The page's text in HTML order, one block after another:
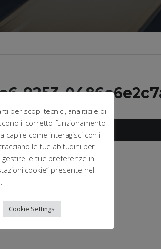
9253-
per scopi tecnici, analitici e di
il corretto funzionamento
capire come interagisci con i
le tue abitudini per
le tue preferenze in
cookie” presente nel
Cookie Settings